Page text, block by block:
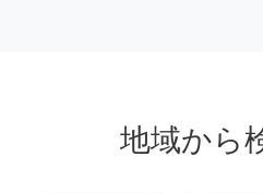
地域から